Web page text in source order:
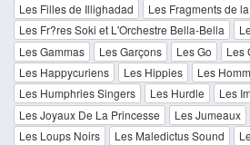
Les Filles de Illighadad
Les Fragments de
Les Fr?res Soki et L'Orchestre Bella-Bella
Les Gammas
Les Garçons Les Go
Les
Les Happycuriens
Les Hippies
Les
Les Humphries Singers
Les Hurdle Les
Les Joyaux De La Princesse
Les Jumeaux
Les Loups Noirs
Les Maledictus Sound